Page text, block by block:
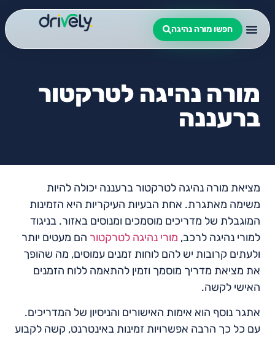
חפשו מורה נהיגה
מורה נהיגה לטרקטור
ברעננה
מציאת מורה נהיגה לטרקטור ברעננה יכולה להיות
משימה מאתגרת. אחת הבעיות העיקריות היא הזמינות
המוגבלת של מדריכים מוסמכים ומנוסים באזור. בניגוד
למורי נהיגה לרכב, מורי נהיגה לטרקטור הם מעטים יותר
ולעתים קרובות יש להם לוחות זמנים עמוסים, מה שהופך
את מציאת מדריך מוסמך וזמין להתאמה ללוח הזמנים
האישי לקשה.
אתגר נוסף הוא אימות האישורים והניסיון של המדריכים.
עם כל כך הרבה אפשרויות זמינות באינטרנט, קשה לקבוע